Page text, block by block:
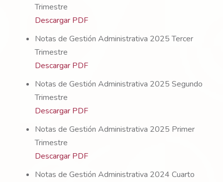
Trimestre
Descargar PDF
Notas de Gestión Administrativa 2025 Tercer
Trimestre
Descargar PDF
Notas de Gestión Administrativa 2025 Segundo
Trimestre
Descargar PDF
Notas de Gestión Administrativa 2025 Primer
Trimestre
Descargar PDF
Notas de Gestión Administrativa 2024 Cuarto